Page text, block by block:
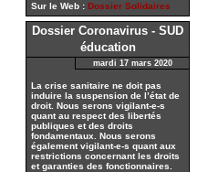
Sur le Web : Dossier Solidaires
Dossier Coronavirus - SUD
éducation
mardi 17 mars 2020
La crise sanitaire ne doit pas
induire la suspension de l’état de
droit. Nous serons vigilant-e-s
quant au respect des libertés
publiques et des droits
fondamentaux. Nous serons
également vigilant-e-s quant aux
restrictions concernant les droits
et garanties des fonctionnaires.